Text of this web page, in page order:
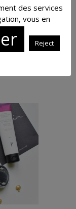
des services
vous en
Reject